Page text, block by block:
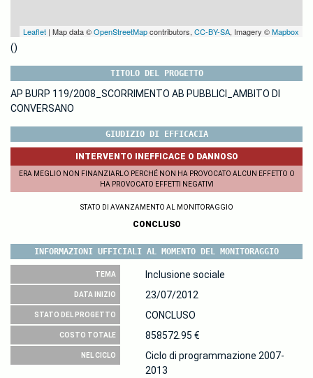
Leaflet | Map data ©OpenStreetMapcontributors, CC-BY-SA, Imagery ©Mapbox
()
TITOLO DEL PROGETTO
AP BURP 119/2008_SCORRIMENTO AB PUBBLICI_AMBITO DI
CONVERSANO
GIUDIZIO DI EFFICACIA
INTERVENTO INEFFICACE O DANNOSO
ERA MEGLIO NON FINANZIARLO PERCHÉ NON HA PROVOCATO ALCUN EFFETTO O
HA PROVOCATO EFFETTI NEGATIVI
STATO DI AVANZAMENTO AL MONITORAGGIO
CONCLUSO
INFORMAZIONI UFFICIALI AL MOMENTO DEL MONITORAGGIO
TEMA Inclusione sociale
DATA INIZIO 23/07/2012
STATO DEL PROGETTO CONCLUSO
COSTO TOTALE 858572.95 €
NEL CICLO
Ciclo di programmazione 2007-
2013